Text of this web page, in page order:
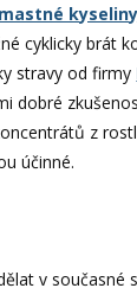
cyklicky brát
stravy od firmy
dobré
z
účinné.
v současné